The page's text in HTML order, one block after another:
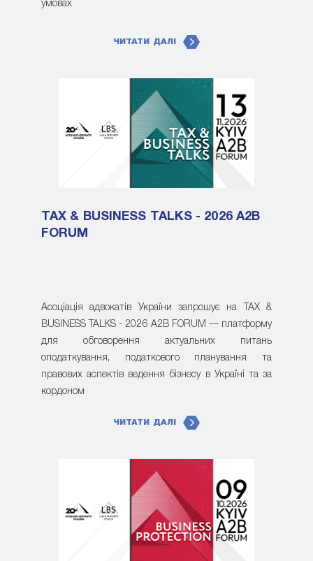
умовах
ЧИТАТИ ДАЛІ
TAX & BUSINESS TALKS - 2026 A2B
FORUM
Асоціація адвокатів України запрошує на TAX &
BUSINESS TALKS - 2026 A2B FORUM — платформу
для обговорення актуальних питань
оподаткування, податкового планування та
правових аспектів ведення бізнесу в Україні та за
кордоном
ЧИТАТИ ДАЛІ